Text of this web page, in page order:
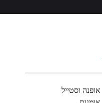
אופנה וסטייל